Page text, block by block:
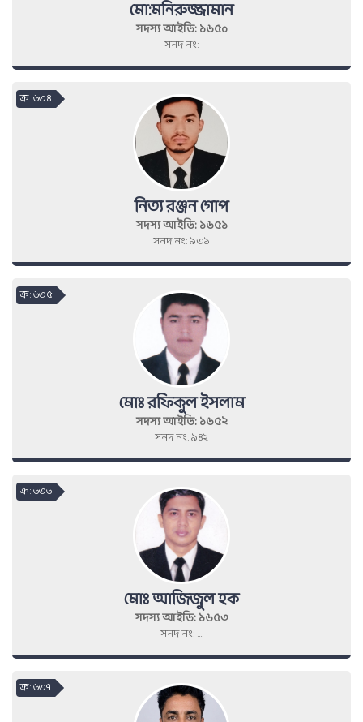
মো:মনিরুজ্জামান
সদস্য আইডি: ১৬৫০
সনদ নং:
নিত্য রঞ্জন গোপ
সদস্য আইডি: ১৬৫১
সনদ নং: ৯৩১
ক্র : ৬৩৪
মোঃ রফিকুল ইসলাম
সদস্য আইডি: ১৬৫২
সনদ নং: ৯৪২
ক্র : ৬৩৫
মোঃ আজিজুল হক
সদস্য আইডি: ১৬৫৩
সনদ নং: ....
ক্র : ৬৩৬
ক্র : ৬৩৭